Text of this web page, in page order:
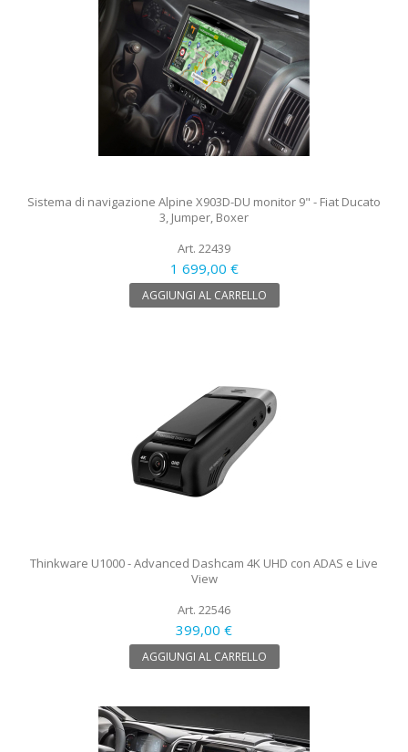
Sistema di navigazione Alpine X903D-DU monitor 9" - Fiat Ducato
3, Jumper, Boxer
Art. 22439
1 699,00 €
AGGIUNGI AL CARRELLO
Thinkware U1000 - Advanced Dashcam 4K UHD con ADAS e Live
View
Art. 22546
399,00 €
AGGIUNGI AL CARRELLO